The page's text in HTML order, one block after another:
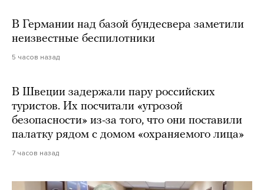
В Германии над базой бундесвера заметили
неизвестные беспилотники
5 часов назад
В Швеции задержали пару российских
туристов. Их посчитали «угрозой
безопасности» из-за того, что они поставили
палатку рядом с домом «охраняемого лица»
7 часов назад